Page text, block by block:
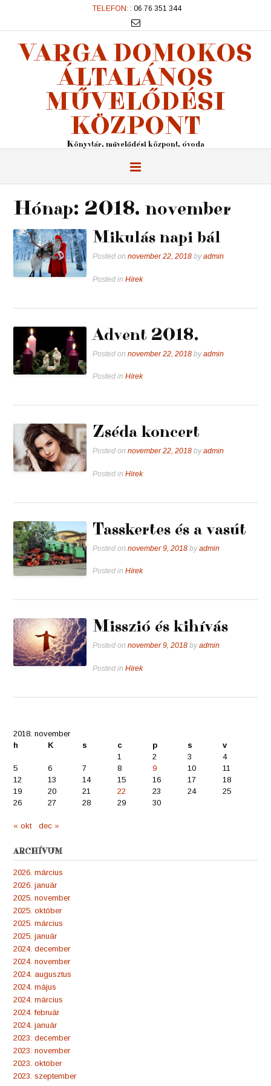
TELEFON: : 06 76 351 344
VARGA DOMOKOS
ÁLTALÁNOS
MŰVELŐDÉSI
KÖZPONT
Könyvtár, művelődési központ, óvoda
Hónap: 2018. november
Mikulás napi bál
Posted onnovember 22, 2018 byadmin
Posted inHírek
Advent 2018.
Posted onnovember 22, 2018 byadmin
Posted inHírek
Zséda koncert
Posted onnovember 22, 2018 byadmin
Posted inHírek
Tasskertes és a vasút
Posted onnovember 9, 2018 byadmin
Posted inHírek
Misszió és kihívás
Posted onnovember 9, 2018 byadmin
Posted inHírek
2018. november
h
K s c p s
v
1
2 3
4
5
6 7 8 9 10
11
12
13 14 15 16 17
18
19
20 21 22 23 24
25
26
27 28 29 30
« okt dec »
ARCHÍVUM
2026. március
2026. január
2025. november
2025. október
2025. március
2025. január
2024. december
2024. november
2024. augusztus
2024. május
2024. március
2024. február
2024. január
2023. december
2023. november
2023. október
2023. szeptember